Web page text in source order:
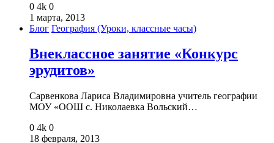
0 4k 0
1 марта, 2013
Блог География (Уроки, классные часы)
Внеклассное занятие «Конкурс
эрудитов»
Сарвенкова Лариса Владимировна учитель географии
МОУ «ООШ с. Николаевка Вольский…
0 4k 0
18 февраля, 2013